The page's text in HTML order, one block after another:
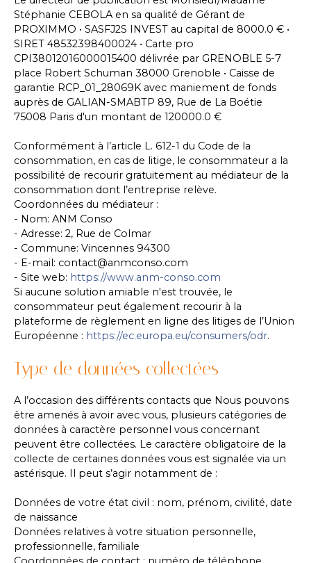
Stéphanie CEBOLA en sa qualité de Gérant de
PROXIMMO • SASFJ2S INVEST au capital de 8000.0 € •
SIRET 48532398400024 • Carte pro
CPI38012016000015400 délivrée par GRENOBLE 5-7
place Robert Schuman 38000 Grenoble • Caisse de
garantie RCP_01_28069K avec maniement de fonds
auprès de GALIAN-SMABTP 89, Rue de La Boétie
75008 Paris d'un montant de 120000.0 €
Conformément à l’article L. 612-1 du Code de la
consommation, en cas de litige, le consommateur a la
possibilité de recourir gratuitement au médiateur de la
consommation dont l’entreprise relève.
Coordonnées du médiateur :
- Nom: ANM Conso
- Adresse: 2, Rue de Colmar
- Commune: Vincennes 94300
- E-mail: contact@anmconso.com
- Site web: https://www.anm-conso.com
Si aucune solution amiable n'est trouvée, le
consommateur peut également recourir à la
plateforme de règlement en ligne des litiges de l’Union
Européenne : https://ec.europa.eu/consumers/odr.
Type de données collectées
A l’occasion des différents contacts que Nous pouvons
être amenés à avoir avec vous, plusieurs catégories de
données à caractère personnel vous concernant
peuvent être collectées. Le caractère obligatoire de la
collecte de certaines données vous est signalée via un
astérisque. Il peut s’agir notamment de :
Données de votre état civil : nom, prénom, civilité, date
de naissance
Données relatives à votre situation personnelle,
professionnelle, familiale